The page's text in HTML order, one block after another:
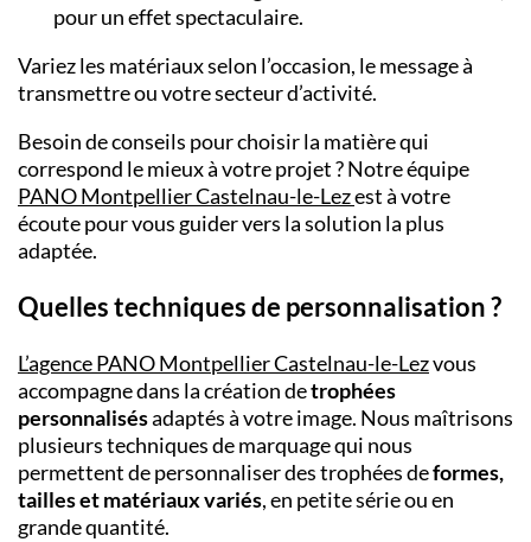
pour un effet spectaculaire.
Variez les matériaux selon l’occasion, le message à
transmettre ou votre secteur d’activité.
Besoin de conseils pour choisir la matière qui
correspond le mieux à votre projet ? Notre équipe
PANO Montpellier Castelnau-le-Lezest à votre
écoute pour vous guider vers la solution la plus
adaptée.
Quelles techniques de personnalisation ?
L’agence PANO Montpellier Castelnau-le-Lezvous
accompagne dans la création detrophées
personnalisésadaptés à votre image. Nous maîtrisons
plusieurs techniques de marquage qui nous
permettent de personnaliser des trophées deformes,
tailles et matériaux variés, en petite série ou en
grande quantité.